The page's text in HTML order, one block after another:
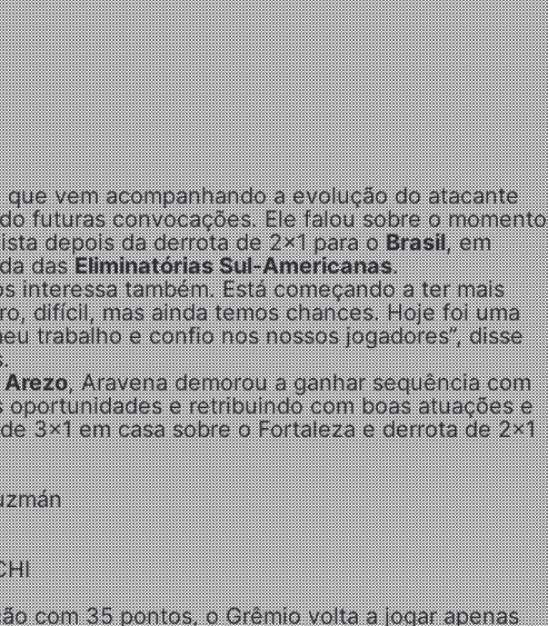
vem acompanhando a evolução do atacante
futuras convocações. Ele falou sobre o momento
depois da derrota de 2×1 para oBrasil, em
dasEliminatórias Sul-Americanas.
interessa também. Está começando a ter mais
difícil, mas ainda temos chances. Hoje foi uma
trabalho e confio nos nossos jogadores”, disse
, Aravena demorou a ganhar sequência com
oportunidades e retribuindo com boas atuações e
3×1 em casa sobre o Fortaleza e derrota de 2×1
com 35 pontos, o Grêmio volta a jogar apenas